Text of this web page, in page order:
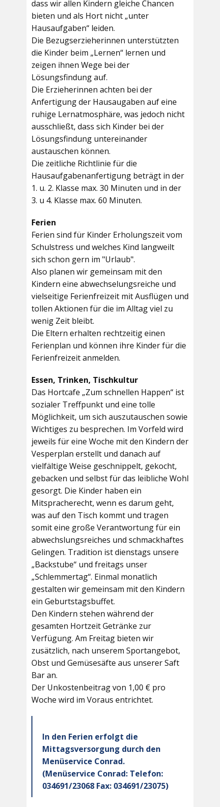
dass wir allen Kindern gleiche Chancen
bieten und als Hort nicht „unter
Hausaufgaben“ leiden.
Die Bezugserzieherinnen unterstützten
die Kinder beim „Lernen“ lernen und
zeigen ihnen Wege bei der
Lösungsfindung auf.
Die Erzieherinnen achten bei der
Anfertigung der Hausaugaben auf eine
ruhige Lernatmosphäre, was jedoch nicht
ausschließt, dass sich Kinder bei der
Lösungsfindung untereinander
austauschen können.
Die zeitliche Richtlinie für die
Hausaufgabenanfertigung beträgt in der
1. u. 2. Klasse max. 30 Minuten und in der
3. u 4. Klasse max. 60 Minuten.
Ferien
Ferien sind für Kinder Erholungszeit vom
Schulstress und welches Kind langweilt
sich schon gern im "Urlaub".
Also planen wir gemeinsam mit den
Kindern eine abwechselungsreiche und
vielseitige Ferienfreizeit mit Ausflügen und
tollen Aktionen für die im Alltag viel zu
wenig Zeit bleibt.
Die Eltern erhalten rechtzeitig einen
Ferienplan und können ihre Kinder für die
Ferienfreizeit anmelden.
Essen, Trinken, Tischkultur
Das Hortcafe „Zum schnellen Happen“ ist
sozialer Treffpunkt und eine tolle
Möglichkeit, um sich auszutauschen sowie
Wichtiges zu besprechen. Im Vorfeld wird
jeweils für eine Woche mit den Kindern der
Vesperplan erstellt und danach auf
vielfältige Weise geschnippelt, gekocht,
gebacken und selbst für das leibliche Wohl
gesorgt. Die Kinder haben ein
Mitspracherecht, wenn es darum geht,
was auf den Tisch kommt und tragen
somit eine große Verantwortung für ein
abwechslungsreiches und schmackhaftes
Gelingen. Tradition ist dienstags unsere
„Backstube“ und freitags unser
„Schlemmertag“. Einmal monatlich
gestalten wir gemeinsam mit den Kindern
ein Geburtstagsbuffet.
Den Kindern stehen während der
gesamten Hortzeit Getränke zur
Verfügung. Am Freitag bieten wir
zusätzlich, nach unserem Sportangebot,
Obst und Gemüsesäfte aus unserer Saft
Bar an.
Der Unkostenbeitrag von 1,00 € pro
Woche wird im Voraus entrichtet.
In den Ferien erfolgt die
Mittagsversorgung durch den
Menüservice Conrad.
(Menüservice Conrad: Telefon:
034691/23068 Fax: 034691/23075)